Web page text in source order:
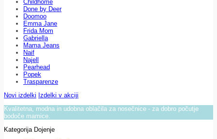
Childhome
Done by Deer
Doomoo
Emma Jane
Frida Mom
Gabriella
Mama Jeans
Naif
Najell
Pearhead
Popek
Trasparenze
Novi izdelki Izdelki v akciji
Kvalitetna, modna in udobna oblačila za nosečnice - za dobro počutje
bodoče mamice.
Kategorija Dojenje